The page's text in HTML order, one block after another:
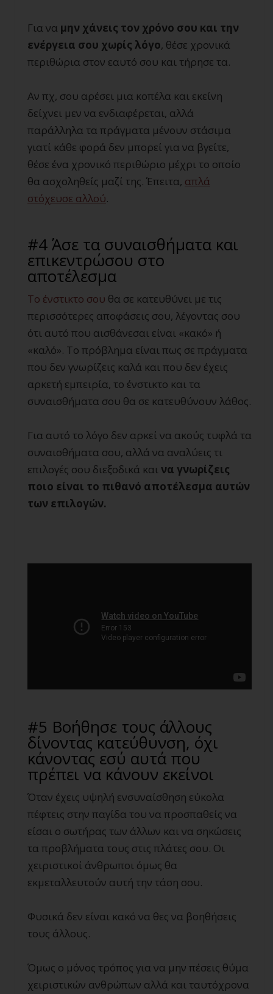
Για να μην χάνεις τον χρόνο σου και την
ενέργεια σου χωρίς λόγο, θέσε χρονικά
περιθώρια στον εαυτό σου και τήρησε τα.
Αν πχ, σου αρέσει μια κοπέλα και εκείνη
δείχνει μεν να ενδιαφέρεται, αλλά
παράλληλα τα πράγματα μένουν στάσιμα
γιατί κάθε φορά δεν μπορεί για να βγείτε,
θέσε ένα χρονικό περιθώριο μέχρι το οποίο
θα ασχοληθείς μαζί της. Έπειτα, απλά
στόχευσε αλλού.
#4 Άσε τα συναισθήματα και
επικεντρώσου στο
αποτέλεσμα
Το ένστικτο σου θα σε κατευθύνει με τις
περισσότερες αποφάσεις σου, λέγοντας σου
ότι αυτό που αισθάνεσαι είναι «κακό» ή
«καλό». Το πρόβλημα είναι πως σε πράγματα
που δεν γνωρίζεις καλά και που δεν έχεις
αρκετή εμπειρία, το ένστικτο και τα
συναισθήματα σου θα σε κατευθύνουν λάθος.
Για αυτό το λόγο δεν αρκεί να ακούς τυφλά τα
συναισθήματα σου, αλλά να αναλύεις τι
επιλογές σου διεξοδικά καινα γνωρίζεις
ποιο είναι το πιθανό αποτέλεσμα αυτών
των επιλογών.
#5 Βοήθησε τους άλλους
δίνοντας κατεύθυνση, όχι
κάνοντας εσύ αυτά που
πρέπει να κάνουν εκείνοι
Όταν έχεις υψηλή ενσυναίσθηση εύκολα
πέφτεις στην παγίδα του να προσπαθείς να
είσαι ο σωτήρας των άλλων και να σηκώσεις
τα προβλήματα τους στις πλάτες σου. Οι
χειριστικοί άνθρωποι όμως θα
εκμεταλλευτούν αυτή την τάση σου.
Φυσικά δεν είναι κακό να θες να βοηθήσεις
τους άλλους.
Όμως ο μόνος τρόπος για να μην πέσεις θύμα
χειριστικών ανθρώπων αλλά και ταυτόχρονα